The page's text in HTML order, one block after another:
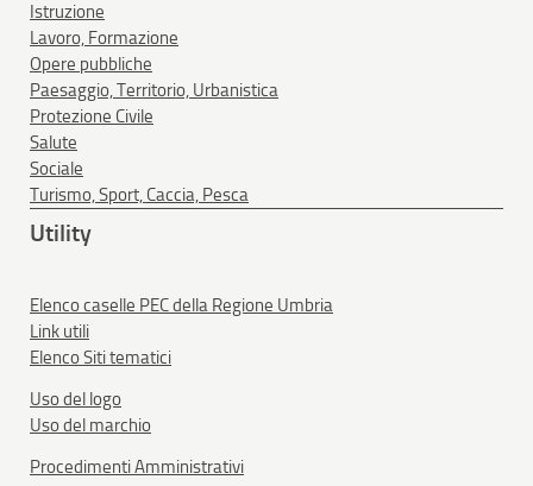
Istruzione
Lavoro, Formazione
Opere pubbliche
Paesaggio, Territorio, Urbanistica
Protezione Civile
Salute
Sociale
Turismo, Sport, Caccia, Pesca
Utility
Elenco caselle PEC della Regione Umbria
Link utili
Elenco Siti tematici
Uso del logo
Uso del marchio
Procedimenti Amministrativi